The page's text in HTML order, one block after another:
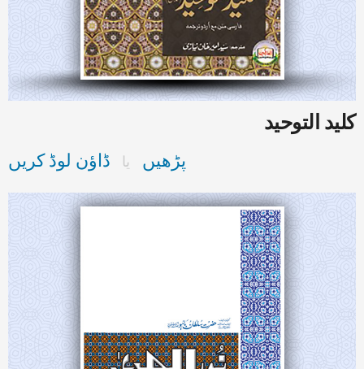
کلید التوحید
پڑھیں یا ڈاؤن لوڈ کریں